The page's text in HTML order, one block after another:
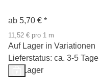
ab 5,70 € *
11,52 € pro 1 m
Auf Lager in Variationen
Lieferstatus: ca. 3-5 Tage
Auf Lager